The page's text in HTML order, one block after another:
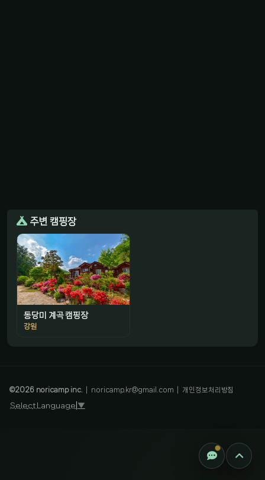
주변 캠핑장
동당미 계곡 캠핑장
강원
©2026noricamp inc. noricamp.kr@gmail.com 개인정보처리방침
Select Language ▼